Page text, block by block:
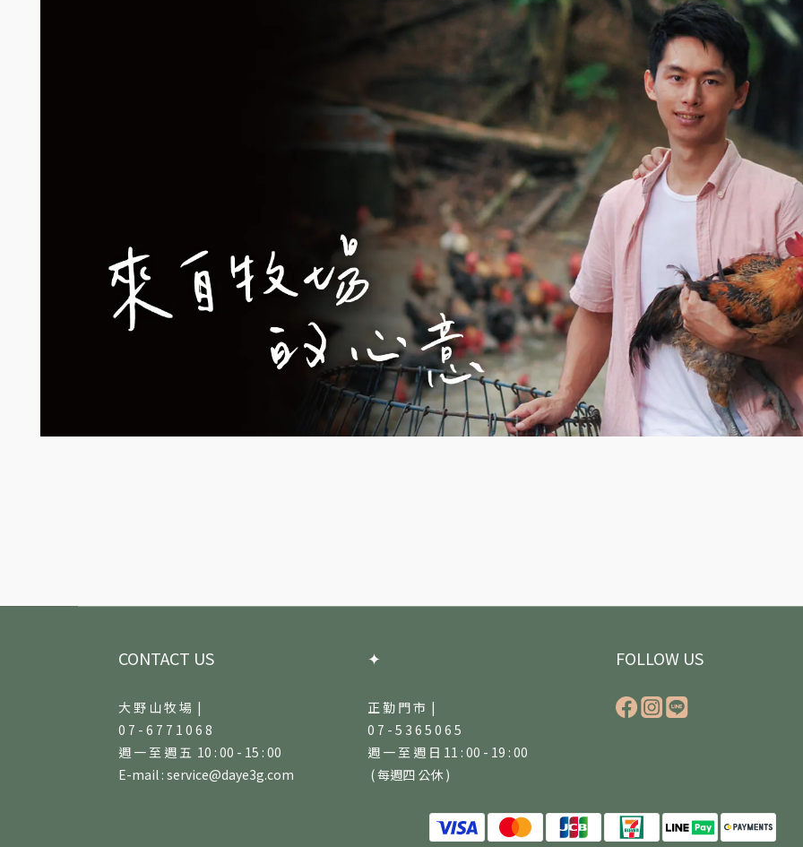
CONTACT US
大 野 山 牧 場 |
0 7 - 6 7 7 1 0 6 8
週 一 至 週 五 10 : 00 - 15 : 00
E-mail : service@daye3g.com
✦
正 勤 門 市 |
0 7 - 5 3 6 5 0 6 5
週 一 至 週 日 11 : 00 - 19 : 00
( 每週四 公休 )
FOLLOW US